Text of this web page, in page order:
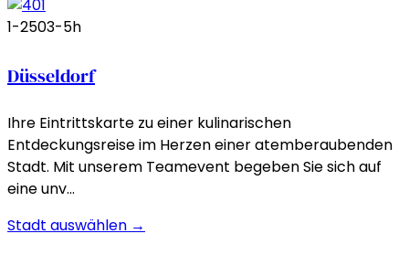
1-2503-5h
Düsseldorf
Ihre Eintrittskarte zu einer kulinarischen
Entdeckungsreise im Herzen einer atemberaubenden
Stadt. Mit unserem Teamevent begeben Sie sich auf
eine unv…
Stadt auswählen →